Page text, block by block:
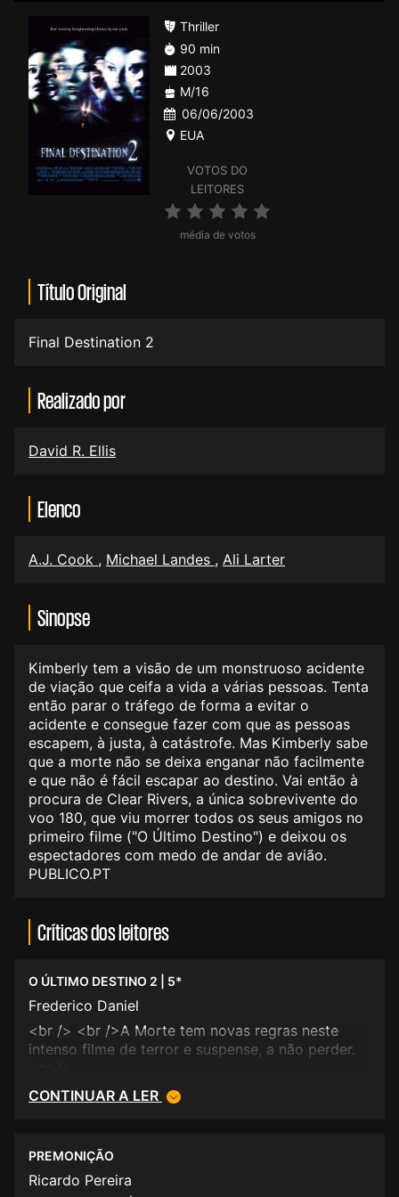
VOTOS DO
LEITORES
média de votos
Thriller
90 min
2003
M/16
06/06/2003
EUA
Título Original
Final Destination 2
Realizado por
David R. Ellis
Elenco
A.J. Cook , Michael Landes , Ali Larter
Sinopse
Kimberly tem a visão de um monstruoso acidente
de viação que ceifa a vida a várias pessoas. Tenta
então parar o tráfego de forma a evitar o
acidente e consegue fazer com que as pessoas
escapem, à justa, à catástrofe. Mas Kimberly sabe
que a morte não se deixa enganar não facilmente
e que não é fácil escapar ao destino. Vai então à
procura de Clear Rivers, a única sobrevivente do
voo 180, que viu morrer todos os seus amigos no
primeiro filme ("O Último Destino") e deixou os
espectadores com medo de andar de avião.
PUBLICO.PT
Críticas dos leitores
O ÚLTIMO DESTINO 2 | 5*
Frederico Daniel
<br /> <br />A Morte tem novas regras neste
intenso filme de terror e suspense, a não perder.
CONTINUAR A LER
PREMONIÇÃO
Ricardo Pereira